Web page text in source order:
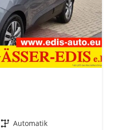
Getriebe Automatik